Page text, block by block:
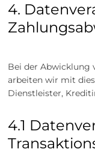
4.
Bei der Abwicklung
arbeiten wir mit
Dienstleister,
4.1